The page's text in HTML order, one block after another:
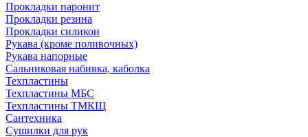
Прокладки паронит
Прокладки резина
Прокладки силикон
Рукава (кроме поливочных)
Рукава напорные
Сальниковая набивка, каболка
Техпластины
Техпластины МБС
Техпластины ТМКЩ
Сантехника
Сушилки для рук